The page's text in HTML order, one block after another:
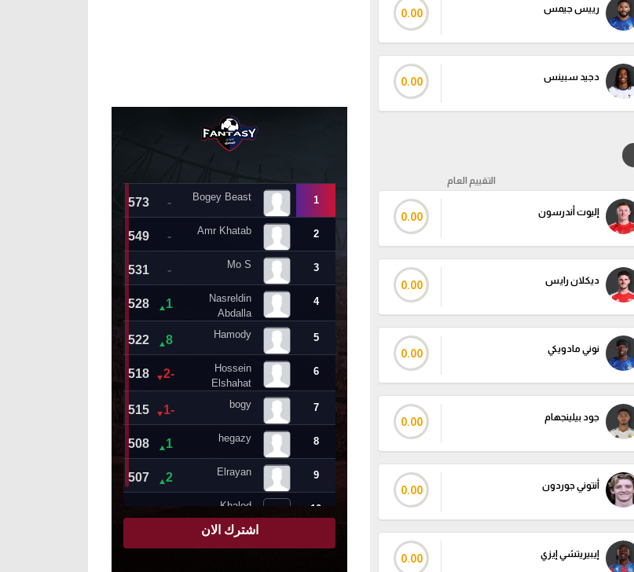
رييس جيمس 0.00
دجيد سبينس 0.00
التقييم العام
إليوت أندرسون 0.00
ديكلان رايس 0.00
نوني مادويكي 0.00
جود بيلينجهام 0.00
أنتوني جوردون 0.00
إيبيريتشي إيزي 0.00